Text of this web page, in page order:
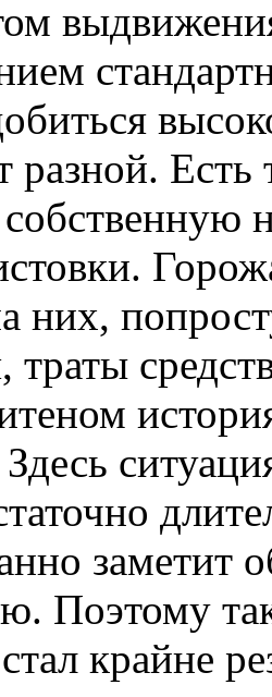
разной. Есть
них,
траты
Здесь
заметит
Поэтому
крайне